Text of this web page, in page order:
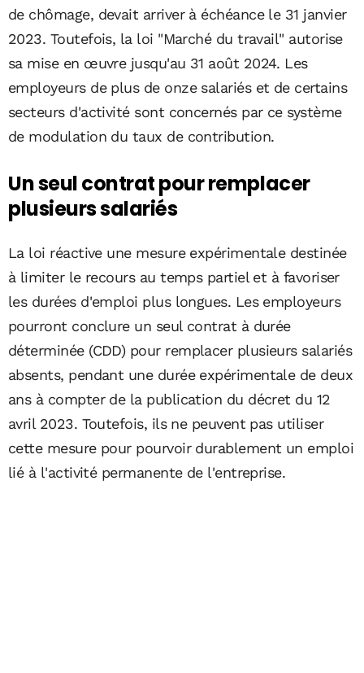
de chômage, devait arriver à échéance le 31 janvier
2023. Toutefois, la loi "Marché du travail" autorise
sa mise en œuvre jusqu'au 31 août 2024. Les
employeurs de plus de onze salariés et de certains
secteurs d'activité sont concernés par ce système
de modulation du taux de contribution.
Un seul contrat pour remplacer
plusieurs salariés
La loi réactive une mesure expérimentale destinée
à limiter le recours au temps partiel et à favoriser
les durées d'emploi plus longues. Les employeurs
pourront conclure un seul contrat à durée
déterminée (CDD) pour remplacer plusieurs salariés
absents, pendant une durée expérimentale de deux
ans à compter de la publication du décret du 12
avril 2023. Toutefois, ils ne peuvent pas utiliser
cette mesure pour pourvoir durablement un emploi
lié à l'activité permanente de l'entreprise.